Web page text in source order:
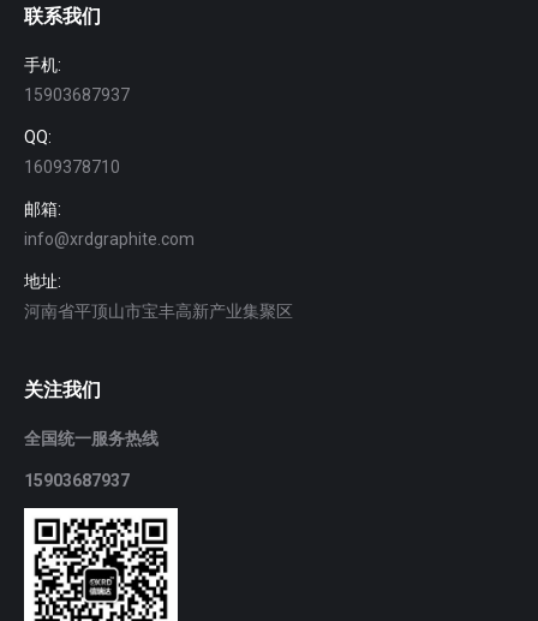
联系我们
手机:
15903687937
QQ:
1609378710
邮箱:
info@xrdgraphite.com
地址:
河南省平顶山市宝丰高新产业集聚区
关注我们
全国统一服务热线
15903687937